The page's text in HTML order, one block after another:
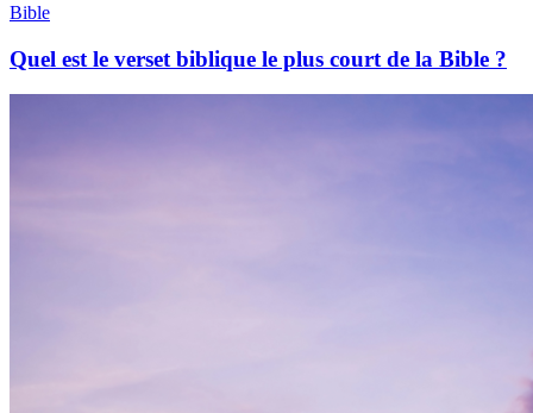
Bible
Quel est le verset biblique le plus court de la Bible ?